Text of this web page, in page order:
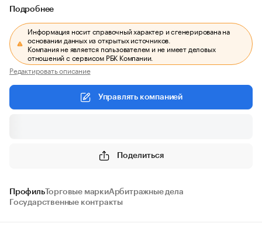
Подробнее
Информация носит справочный характер и сгенерирована на
основании данных из открытых источников.
Компания не является пользователем и не имеет деловых
отношений с сервисом РБК Компании.
Редактировать описание
Управлять компанией
Поделиться
ПрофильТорговые маркиАрбитражные дела
Государственные контракты